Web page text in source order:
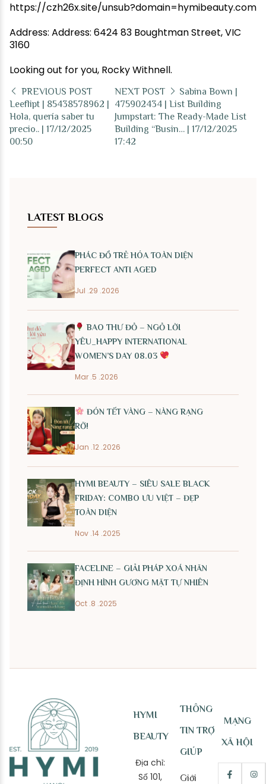
https://czh26x.site/unsub?domain=hymibeauty.com
Address: Address: 6424 83 Boughtman Street, VIC
3160
Looking out for you, Rocky Withnell.
PREVIOUS POST
Leeflipt | 85438578962 |
Hola, quería saber tu
precio.. | 17/12/2025
00:50
NEXT POST
Sabina Bown |
475902434 | List Building
Jumpstart: The Ready-Made List
Building “Busin… | 17/12/2025
17:42
LATEST BLOGS
PHÁC ĐỒ TRẺ HÓA TOÀN DIỆN
PERFECT ANTI AGED
Jul .29 .2026
BAO THƯ ĐỎ – NGỎ LỜI
YÊU_HAPPY INTERNATIONAL
WOMEN’S DAY 08.03
Mar .5 .2026
ĐÓN TẾT VÀNG – NÀNG RẠNG
RỠ!
Jan .12 .2026
HYMI BEAUTY – SIÊU SALE BLACK
FRIDAY: COMBO ƯU VIỆT – ĐẸP
TOÀN DIỆN
Nov .14 .2025
FACELINE – GIẢI PHÁP XOÁ NHĂN
ĐỊNH HÌNH GƯƠNG MẶT TỰ NHIÊN
Oct .8 .2025
HYMI
BEAUTY
Địa chỉ:
Số 101,
THÔNG
TIN TRỢ
GIÚP
Giới
MẠNG
XÃ HỘI